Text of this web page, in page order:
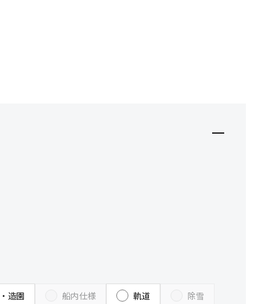
造園 船内仕様 軌道 除雪